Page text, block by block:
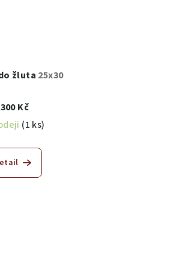
žluta 25x30
Kč
(1 ks)